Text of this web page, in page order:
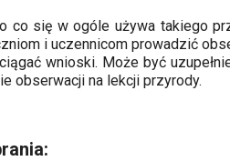
co się w ogóle używa takiego
i uczennicom prowadzić
wnioski. Może być
obserwacji na lekcji przyrody.